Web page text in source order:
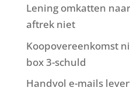
Lening omkatten
aftrek niet
Koopovereenkomst
box 3-schuld
Handvol e-mails